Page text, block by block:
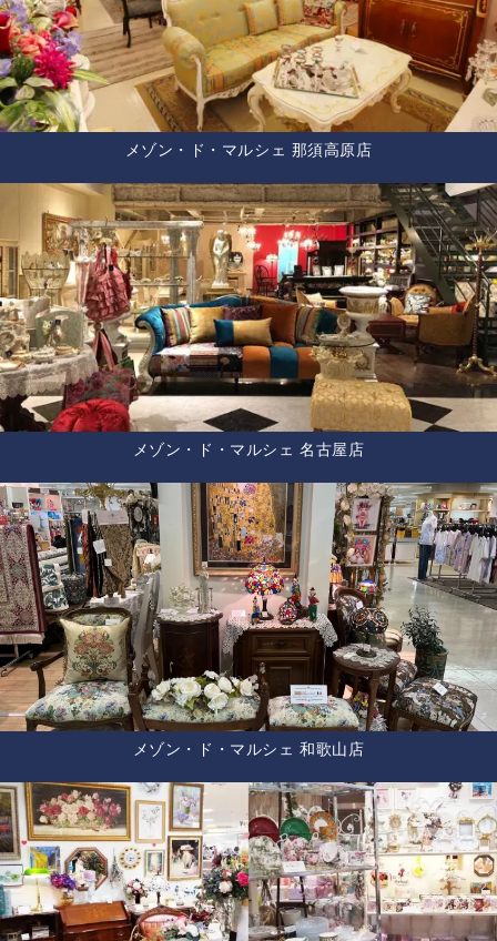
メゾン・ド・マルシェ 那須高原店
メゾン・ド・マルシェ 名古屋店
メゾン・ド・マルシェ 和歌山店